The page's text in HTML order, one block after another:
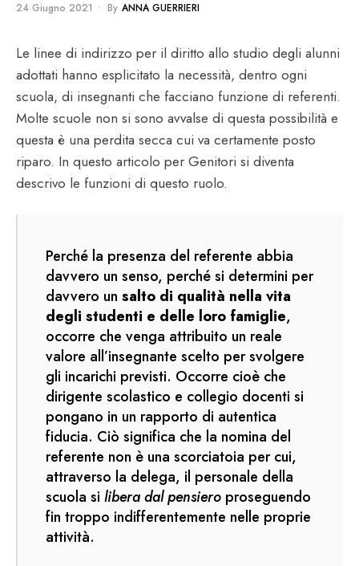
24 Giugno 2021 • By ANNA GUERRIERI
Le linee di indirizzo per il diritto allo studio degli alunni
adottati hanno esplicitato la necessità, dentro ogni
scuola, di insegnanti che facciano funzione di referenti.
Molte scuole non si sono avvalse di questa possibilità e
questa è una perdita secca cui va certamente posto
riparo. In questo articolo per Genitori si diventa
descrivo le funzioni di questo ruolo.
Perché la presenza del referente abbia
davvero un senso, perché si determini per
davvero un salto di qualità nella vita
degli studenti e delle loro famiglie,
occorre che venga attribuito un reale
valore all’insegnante scelto per svolgere
gli incarichi previsti. Occorre cioè che
dirigente scolastico e collegio docenti si
pongano in un rapporto di autentica
fiducia. Ciò significa che la nomina del
referente non è una scorciatoia per cui,
attraverso la delega, il personale della
scuola si libera dal pensiero proseguendo
fin troppo indifferentemente nelle proprie
attività.